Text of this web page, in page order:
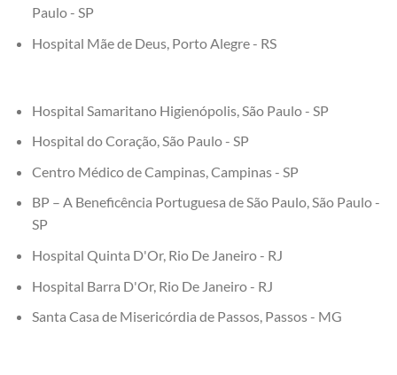
Paulo - SP
Hospital Mãe de Deus, Porto Alegre - RS
Hospital Samaritano Higienópolis, São Paulo - SP
Hospital do Coração, São Paulo - SP
Centro Médico de Campinas, Campinas - SP
BP – A Beneficência Portuguesa de São Paulo, São Paulo -
SP
Hospital Quinta D'Or, Rio De Janeiro - RJ
Hospital Barra D'Or, Rio De Janeiro - RJ
Santa Casa de Misericórdia de Passos, Passos - MG